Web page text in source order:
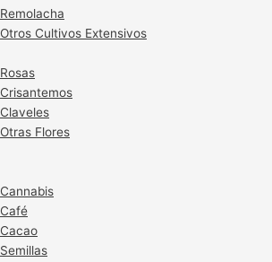
Remolacha
Otros Cultivos Extensivos
Rosas
Crisantemos
Claveles
Otras Flores
Cannabis
Café
Cacao
Semillas